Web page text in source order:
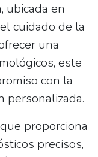
, ubicada en
cuidado de la
una
este
con la
personalizada.
proporciona
precisos,